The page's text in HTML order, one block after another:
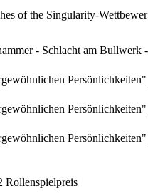
of the Singularity-
- Schlacht am
Rollenspielpreis